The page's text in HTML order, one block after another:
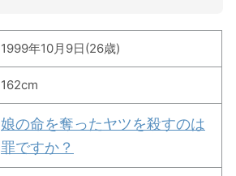
1999年10月9日(26歳)
162cm
娘の命を奪ったヤツを殺すのは
罪ですか？